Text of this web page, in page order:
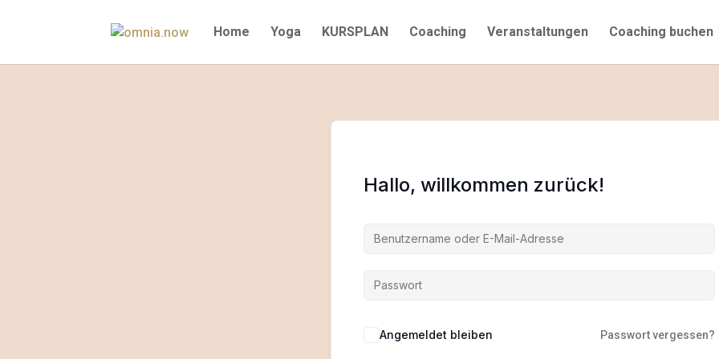
Home Yoga KURSPLAN Coaching Veranstaltungen Coaching buchen
Hallo, willkommen zurück!
Angemeldet bleiben Passwort vergessen?